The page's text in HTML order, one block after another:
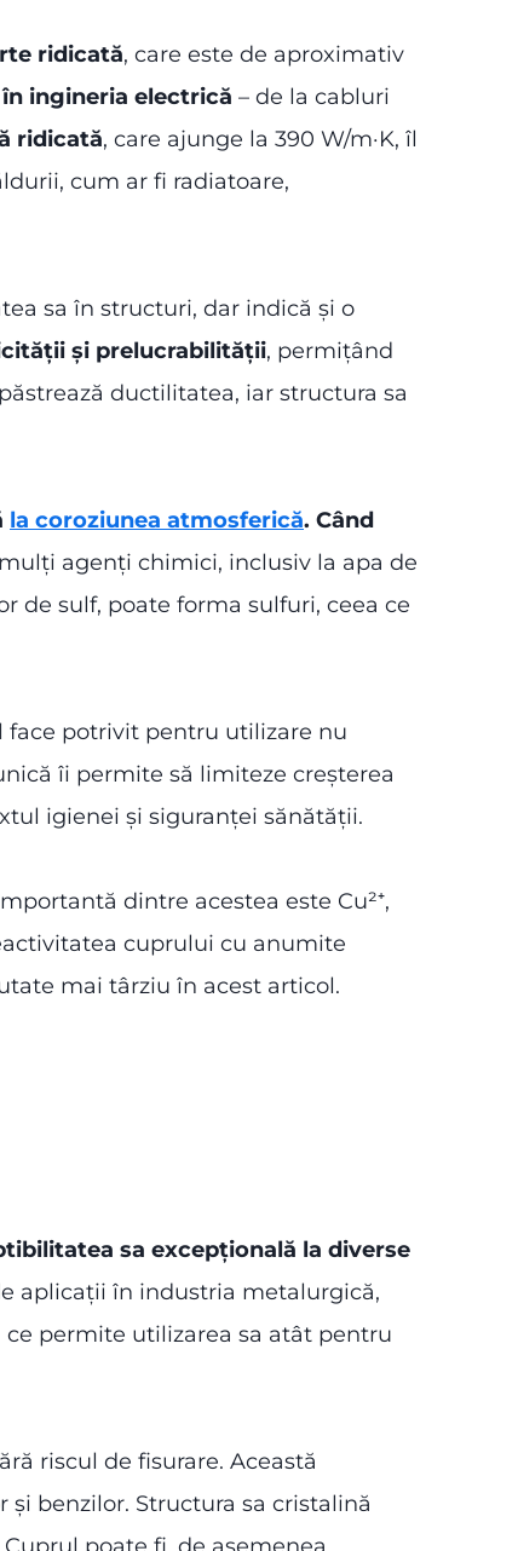
ridicată, care este de aproximativ
ingineria electrică – de la cabluri
ridicată, care ajunge la 390 W/m·K, îl
cum ar fi radiatoare,
sa în structuri, dar indică și o
și prelucrabilității, permițând
ductilitatea, iar structura sa
la coroziunea atmosferică. Când
agenți chimici, inclusiv la apa de
de sulf, poate forma sulfuri, ceea ce
face potrivit pentru utilizare nu
îi permite să limiteze creșterea
igienei și siguranței sănătății.
dintre acestea este Cu²⁺,
cuprului cu anumite
mai târziu în acest articol.
sa excepțională la diverse
aplicații în industria metalurgică,
permite utilizarea sa atât pentru
riscul de fisurare. Această
benzilor. Structura sa cristalină
poate fi, de asemenea,